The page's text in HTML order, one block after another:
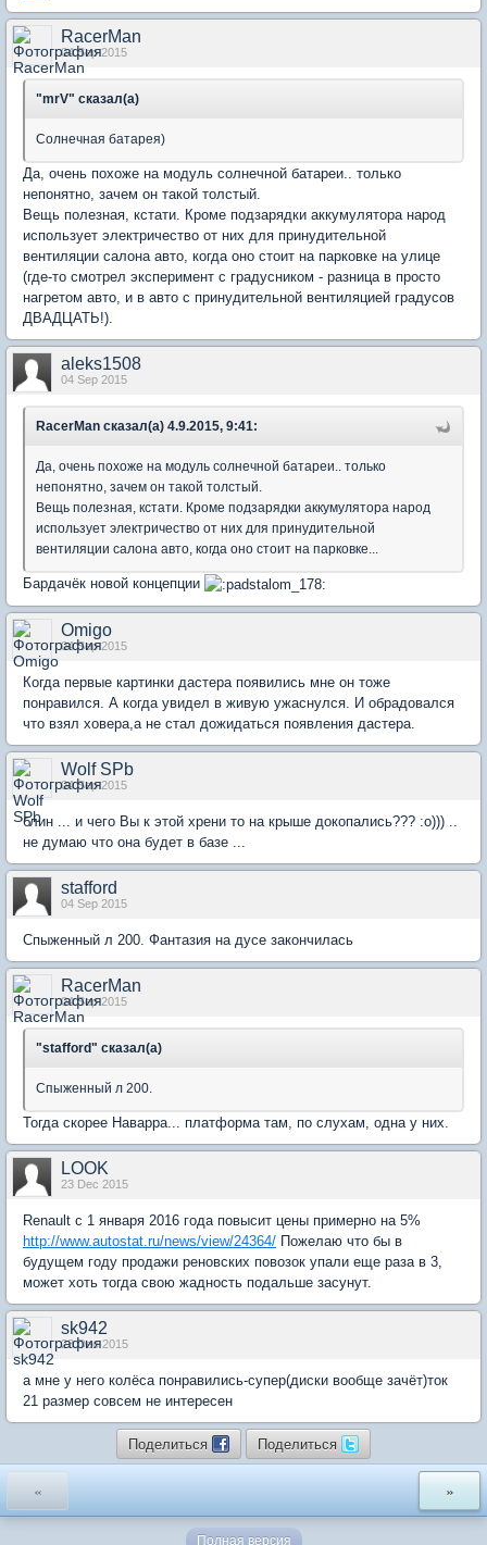
RacerMan
04 Sep 2015
"mrV" сказал(а)
Солнечная батарея)
Да, очень похоже на модуль солнечной батареи.. только
непонятно, зачем он такой толстый.
Вещь полезная, кстати. Кроме подзарядки аккумулятора народ
использует электричество от них для принудительной
вентиляции салона авто, когда оно стоит на парковке на улице
(где-то смотрел эксперимент с градусником - разница в просто
нагретом авто, и в авто с принудительной вентиляцией градусов
ДВАДЦАТЬ!).
aleks1508
04 Sep 2015
RacerMan сказал(а) 4.9.2015, 9:41:
Да, очень похоже на модуль солнечной батареи.. только
непонятно, зачем он такой толстый.
Вещь полезная, кстати. Кроме подзарядки аккумулятора народ
использует электричество от них для принудительной
вентиляции салона авто, когда оно стоит на парковке...
Бардачёк новой концепции
Omigo
04 Sep 2015
Когда первые картинки дастера появились мне он тоже
понравился. А когда увидел в живую ужаснулся. И обрадовался
что взял ховера,а не стал дожидаться появления дастера.
Wolf SPb
04 Sep 2015
блин ... и чего Вы к этой хрени то на крыше докопались??? :о))) ..
не думаю что она будет в базе ...
stafford
04 Sep 2015
Спыженный л 200. Фантазия на дусе закончилась
RacerMan
04 Sep 2015
"stafford" сказал(а)
Спыженный л 200.
Тогда скорее Наварра... платформа там, по слухам, одна у них.
LOOK
23 Dec 2015
Renault с 1 января 2016 года повысит цены примерно на 5%
http://www.autostat.ru/news/view/24364/ Пожелаю что бы в
будущем году продажи реновских повозок упали еще раза в 3,
может хоть тогда свою жадность подальше засунут.
sk942
23 Dec 2015
а мне у него колёса понравились-супер(диски вообще зачёт)ток
21 размер совсем не интересен
Поделиться Поделиться
« »
Полная версия